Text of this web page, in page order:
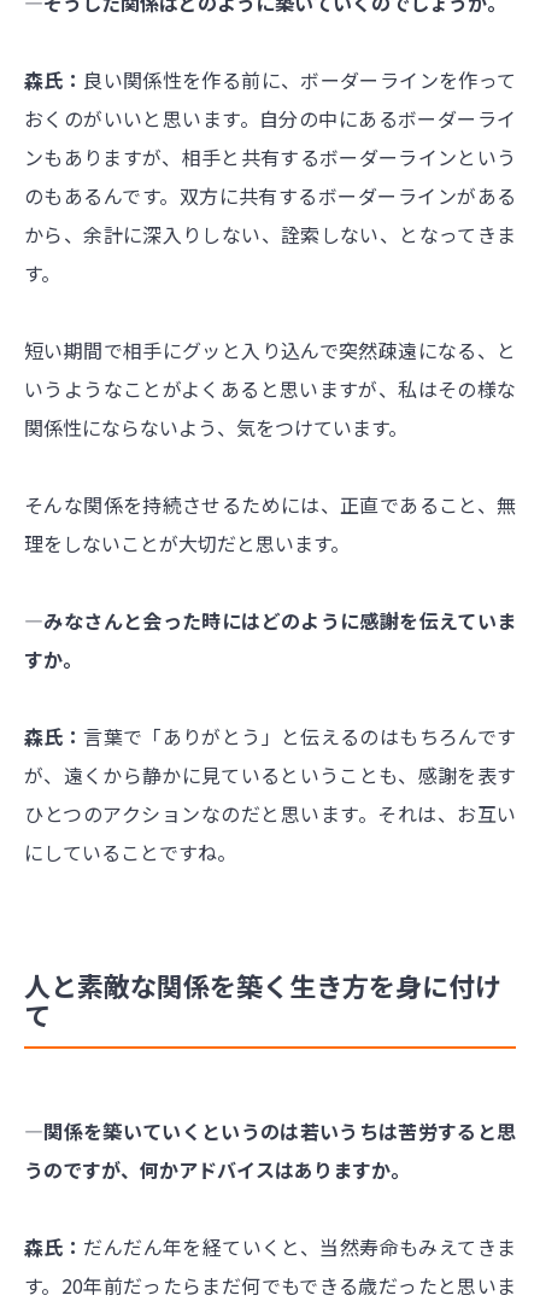
森氏： 良い関係性を作る前に、ボーダーラインを作って
おくのがいいと思います。自分の中にあるボーダーライ
ンもありますが、相手と共有するボーダーラインという
のもあるんです。双方に共有するボーダーラインがある
から、余計に深入りしない、詮索しない、となってきま
す。
短い期間で相手にグッと入り込んで突然疎遠になる、と
いうようなことがよくあると思いますが、私はその様な
関係性にならないよう、気をつけています。
そんな関係を持続させるためには、正直であること、無
理をしないことが大切だと思います。
―みなさんと会った時にはどのように感謝を伝えていま
すか。
森氏：言葉で「ありがとう」と伝えるのはもちろんです
が、遠くから静かに見ているということも、感謝を表す
ひとつのアクションなのだと思います。それは、お互い
にしていることですね。
人と素敵な関係を築く生き方を身に付け
て
―関係を築いていくというのは若いうちは苦労すると思
うのですが、何かアドバイスはありますか。
森氏： だんだん年を経ていくと、当然寿命もみえてきま
す。20年前だったらまだ何でもできる歳だったと思いま